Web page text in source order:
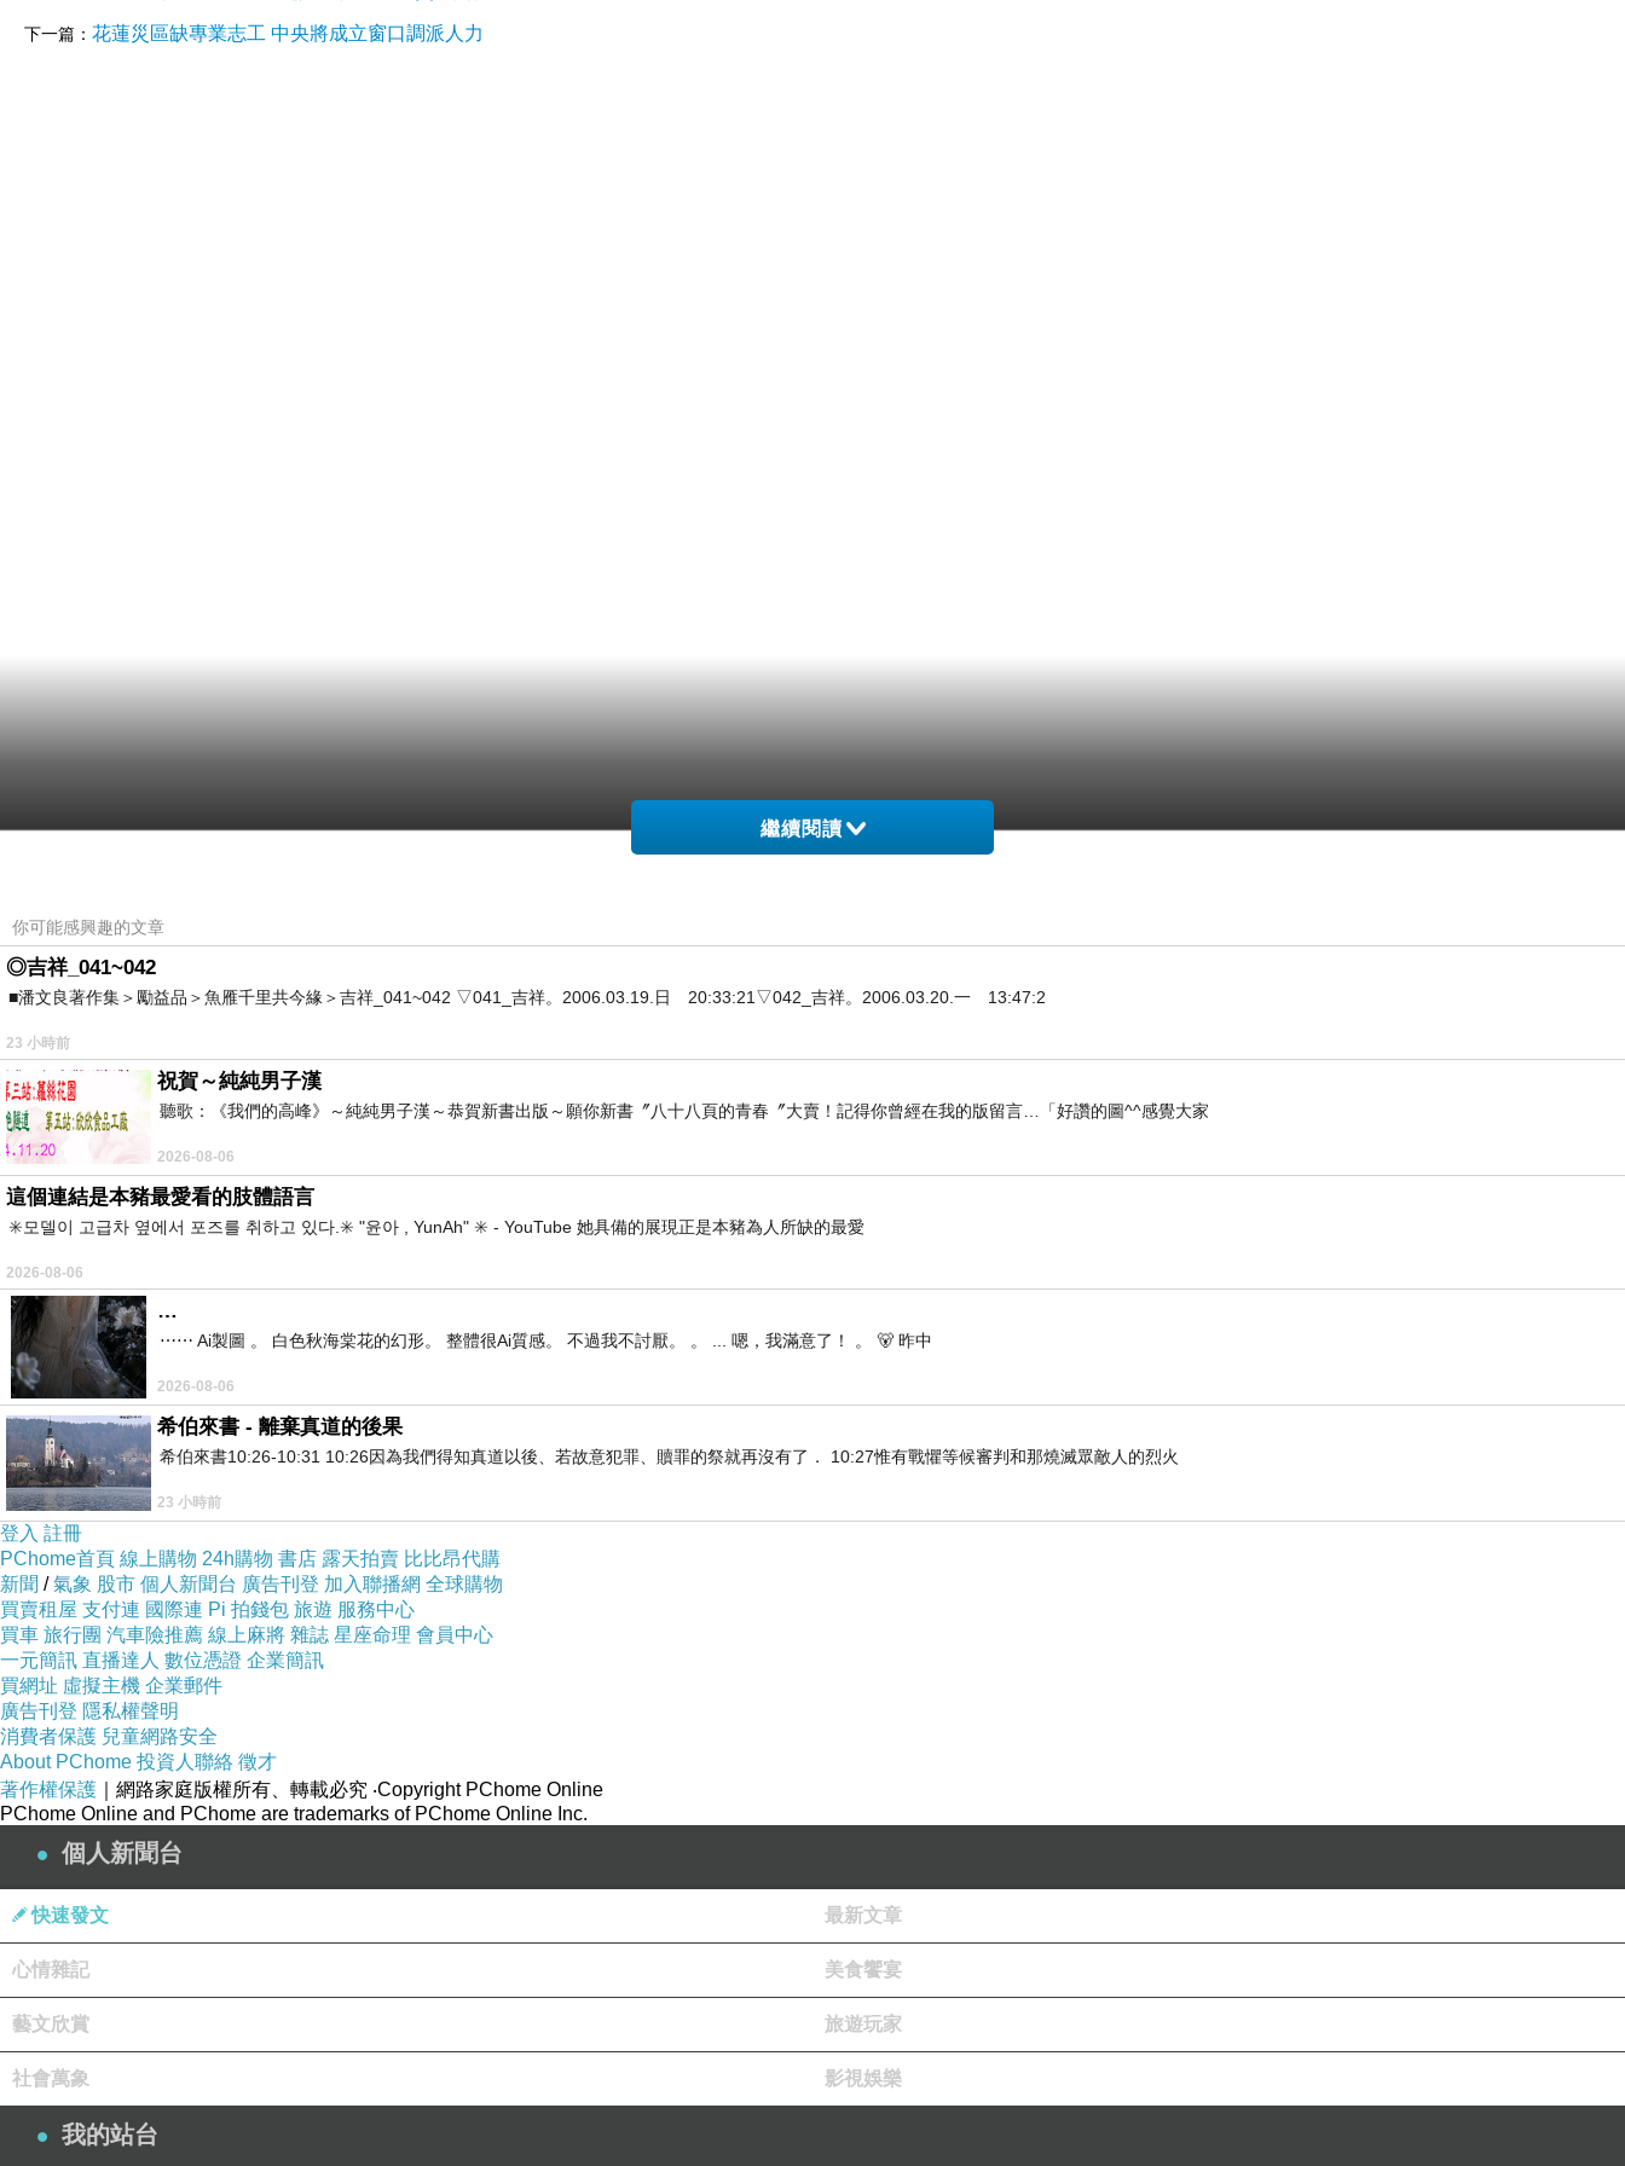
下一篇： 花蓮災區缺專業志工 中央將成立窗口調派人力
繼續閱讀
你可能感興趣的文章
◎吉祥_041~042
■潘文良著作集＞勵益品＞魚雁千里共今緣＞吉祥_041~042 ▽041_吉祥。2006.03.19.日 20:33:21▽042_吉祥。2006.03.20.一 13:47:2
23 小時前
祝賀～純純男子漢
聽歌：《我們的高峰》～純純男子漢～恭賀新書出版～願你新書〞八十八頁的青春〞大賣！記得你曾經在我的版留言…「好讚的圖^^感覺大家
2026-08-06
這個連結是本豬最愛看的肢體語言
✳️모델이 고급차 옆에서 포즈를 취하고 있다.✳️ "윤아 , YunAh" ✳️ - YouTube 她具備的展現正是本豬為人所缺的最愛
2026-08-06
…
⋯⋯ Ai製圖 。 白色秋海棠花的幻形。 整體很Ai質感。 不過我不討厭。 。 ... 嗯，我滿意了！ 。 🐻 昨中
2026-08-06
希伯來書 - 離棄真道的後果
希伯來書10:26-10:31 10:26因為我們得知真道以後、若故意犯罪、贖罪的祭就再沒有了． 10:27惟有戰懼等候審判和那燒滅眾敵人的烈火
23 小時前
登入 註冊
PChome首頁 線上購物 24h購物 書店 露天拍賣 比比昂代購
新聞 /氣象 股市 個人新聞台 廣告刊登 加入聯播網 全球購物
買賣租屋 支付連 國際連 Pi 拍錢包 旅遊 服務中心
買車 旅行團 汽車險推薦 線上麻將 雜誌 星座命理 會員中心
一元簡訊 直播達人 數位憑證 企業簡訊
買網址 虛擬主機 企業郵件
廣告刊登 隱私權聲明
消費者保護 兒童網路安全
About PChome 投資人聯絡 徵才
著作權保護 ｜網路家庭版權所有、轉載必究 ‧Copyright PChome Online
PChome Online and PChome are trademarks of PChome Online Inc.
個人新聞台
快速發文 最新文章
心情雜記 美食饗宴
藝文欣賞 旅遊玩家
社會萬象 影視娛樂
我的站台